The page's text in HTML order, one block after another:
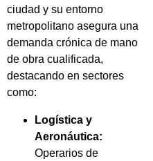
ciudad y su entorno
metropolitano asegura una
demanda crónica de mano
de obra cualificada,
destacando en sectores
como:
Logística y
Aeronáutica:
Operarios de